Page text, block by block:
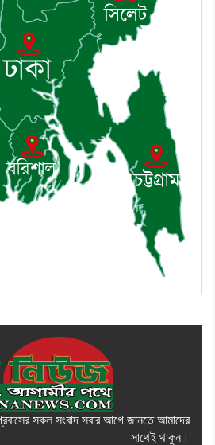
আইন-শৃঙ্খলা কমিটির মাসিক
অনুষ্ঠিত
জাতীয় নেতা ড. খন্দকার মোশাররফ
মূল্যায়ন কোথায় এবং একটি
সকল সংবাদ সবার আগে জানতে আমাদের
সাথেই থাকুন।